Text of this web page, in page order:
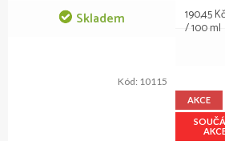
Skladem
Měrná
cena:
190,45 Kč
/ 100 ml
Kód: 10115
AKCE